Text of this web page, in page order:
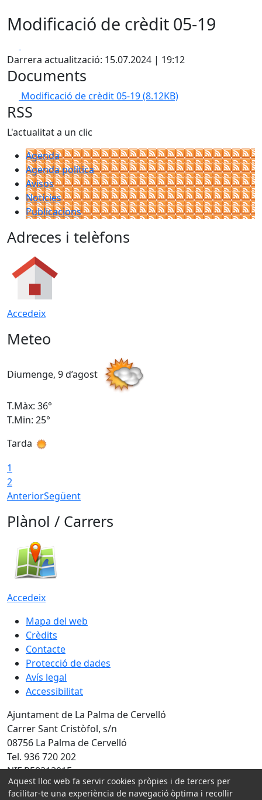
Modificació de crèdit 05-19
Darrera actualització: 15.07.2024 | 19:12
Documents
Modificació de crèdit 05-19(8.12KB)
RSS
L'actualitat a un clic
Agenda
Agenda política
Avisos
Notícies
Publicacions
Adreces i telèfons
Accedeix
Meteo
Diumenge, 9 d’agost
T.Màx: 36°
T.Min: 25°
Tarda
1
2
AnteriorSegüent
Plànol / Carrers
Accedeix
Mapa del web
Crèdits
Contacte
Protecció de dades
Avís legal
Accessibilitat
Ajuntament de La Palma de Cervelló
Carrer Sant Cristòfol, s/n
08756 La Palma de Cervelló
Tel. 936 720 202
NIF P5831301F
Amb la col·laboració de:
Aquest lloc web fa servir cookies pròpies i de tercers per
facilitar-te una experiència de navegació òptima i recollir